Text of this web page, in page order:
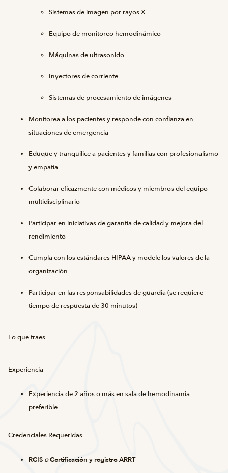
Sistemas de imagen por rayos X
Equipo de monitoreo hemodinámico
Máquinas de ultrasonido
Inyectores de corriente
Sistemas de procesamiento de imágenes
Monitorea a los pacientes y responde con confianza en
situaciones de emergencia
Eduque y tranquilice a pacientes y familias con profesionalismo
y empatía
Colaborar eficazmente con médicos y miembros del equipo
multidisciplinario
Participar en iniciativas de garantía de calidad y mejora del
rendimiento
Cumpla con los estándares HIPAA y modele los valores de la
organización
Participar en las responsabilidades de guardia (se requiere
tiempo de respuesta de 30 minutos)
Lo que traes
Experiencia
Experiencia de 2 años o más en sala de hemodinamia
preferible
Credenciales Requeridas
RCIS oCertificación y registro ARRT